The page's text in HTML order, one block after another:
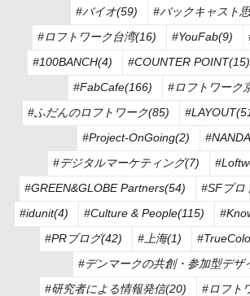
#バイオ(59)
#バックキャスト
#ロフトワーク台湾(16)
#YouFab(9)
#100BANCH(4)
#COUNTER POINT(15)
#FabCafe(166)
#ロフトワーク
#ふだんのロフトワーク(85)
#Project-OnGoing(2)
#デジタルマーケティング(7)
#GREEN&GLOBE Partners(54)
#SFプロ
#idunit(4)
#Culture & People(115)
#PRブログ(42)
#上海(1)
#デンマークの共創・参加型デザ
#研究者による情報発信(20)
#ロフト